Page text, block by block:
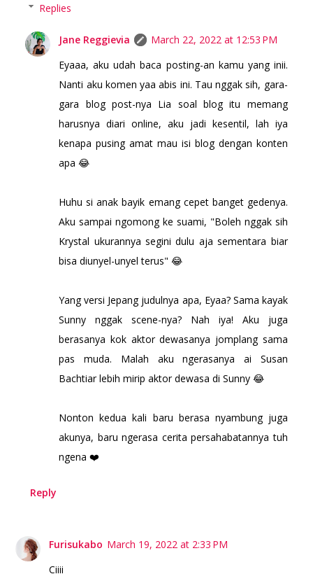
Replies
Jane Reggievia
March 22, 2022 at 12:53 PM
Eyaaa, aku udah baca posting-an kamu yang inii.
Nanti aku komen yaa abis ini. Tau nggak sih, gara-
gara blog post-nya Lia soal blog itu memang
harusnya diari online, aku jadi kesentil, lah iya
kenapa pusing amat mau isi blog dengan konten
apa 😂
Huhu si anak bayik emang cepet banget gedenya.
Aku sampai ngomong ke suami, "Boleh nggak sih
Krystal ukurannya segini dulu aja sementara biar
bisa diunyel-unyel terus" 😂
Yang versi Jepang judulnya apa, Eyaa? Sama kayak
Sunny nggak scene-nya? Nah iya! Aku juga
berasanya kok aktor dewasanya jomplang sama
pas muda. Malah aku ngerasanya ai Susan
Bachtiar lebih mirip aktor dewasa di Sunny 😂
Nonton kedua kali baru berasa nyambung juga
akunya, baru ngerasa cerita persahabatannya tuh
ngena ❤️
Reply
Furisukabo March 19, 2022 at 2:33 PM
Ciiii